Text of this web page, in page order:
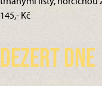
145,- Kč
Dezert dne